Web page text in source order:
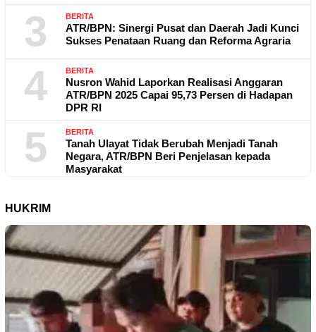
3 BERITA
ATR/BPN: Sinergi Pusat dan Daerah Jadi Kunci
Sukses Penataan Ruang dan Reforma Agraria
4 BERITA
Nusron Wahid Laporkan Realisasi Anggaran
ATR/BPN 2025 Capai 95,73 Persen di Hadapan
DPR RI
5 BERITA
Tanah Ulayat Tidak Berubah Menjadi Tanah
Negara, ATR/BPN Beri Penjelasan kepada
Masyarakat
HUKRIM